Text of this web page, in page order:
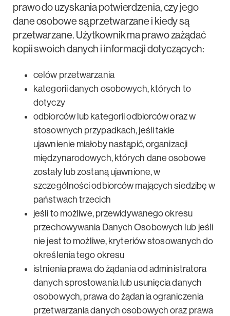
prawo do uzyskania potwierdzenia, czy jego
dane osobowe są przetwarzane i kiedy są
przetwarzane. Użytkownik ma prawo zażądać
kopii swoich danych i informacji dotyczących:
celów przetwarzania
kategorii danych osobowych, których to
dotyczy
odbiorców lub kategorii odbiorców oraz w
stosownych przypadkach, jeśli takie
ujawnienie miałoby nastąpić, organizacji
międzynarodowych, których dane osobowe
zostały lub zostaną ujawnione, w
szczególności odbiorców mających siedzibę w
państwach trzecich
jeśli to możliwe, przewidywanego okresu
przechowywania Danych Osobowych lub jeśli
nie jest to możliwe, kryteriów stosowanych do
określenia tego okresu
istnienia prawa do żądania od administratora
danych sprostowania lub usunięcia danych
osobowych, prawa do żądania ograniczenia
przetwarzania danych osobowych oraz prawa